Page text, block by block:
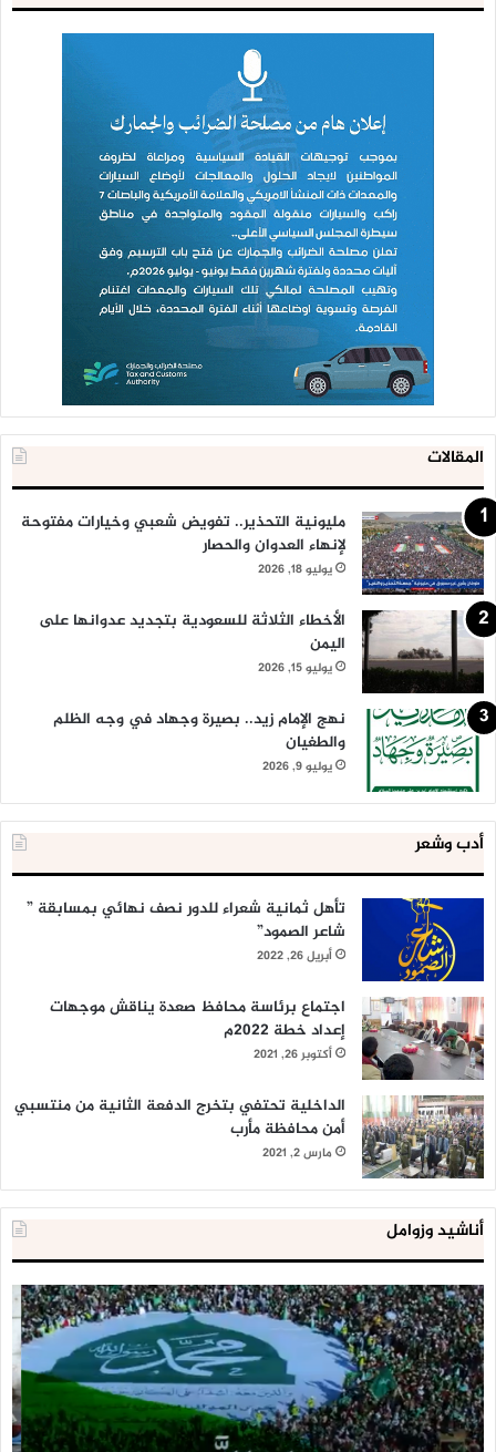
المقالات
مليونية التحذير.. تفويض شعبي وخيارات مفتوحة
لإنهاء العدوان والحصار
يوليو 18, 2026
الأخطاء الثلاثة للسعودية بتجديد عدوانها على
اليمن
يوليو 15, 2026
نهج الإمام زيد.. بصيرة وجهاد في وجه الظلم
والطغيان
يوليو 9, 2026
أدب وشعر
تأهل ثمانية شعراء للدور نصف نهائي بمسابقة ”
شاعر الصمود”
أبريل 26, 2022
اجتماع برئاسة محافظ صعدة يناقش موجهات
إعداد خطة 2022م
أكتوبر 26, 2021
الداخلية تحتفي بتخرج الدفعة الثانية من منتسبي
أمن محافظة مأرب
مارس 2, 2021
أناشيد وزوامل
العدو
الإسرائيلي
اعتقل
543
طفلا
فلسطينيا
خلال